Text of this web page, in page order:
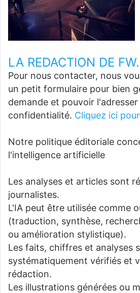
LA REDACTION DE
Pour nous contacter, nous
un petit formulaire pour bien
demande et pouvoir
confidentialité. Cliquez ici
Notre politique éditoriale
l'intelligence artificielle
Les analyses et articles sont
journalistes.
L'IA peut être utilisée comme
(traduction, synthèse,
ou amélioration stylistique).
Les faits, chiffres et analyses
systématiquement vérifiés et
rédaction.
Les illustrations générées ou